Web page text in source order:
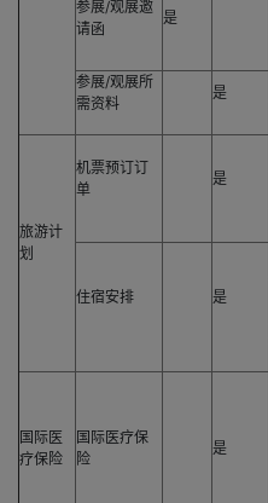
参展/观展邀
请函
是
参展/观展所
需资料
是
旅游计
划
机票预订订
单
是
住宿安排 是
国际医
疗保险
国际医疗保
险
是